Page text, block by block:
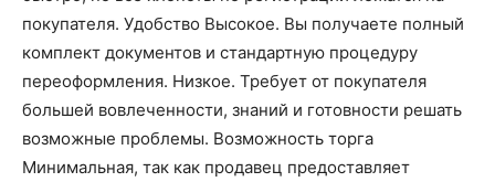
покупателя. Удобство Высокое. Вы получаете полный
комплект документов и стандартную процедуру
переоформления. Низкое. Требует от покупателя
большей вовлеченности, знаний и готовности решать
возможные проблемы. Возможность торга
Минимальная, так как продавец предоставляет